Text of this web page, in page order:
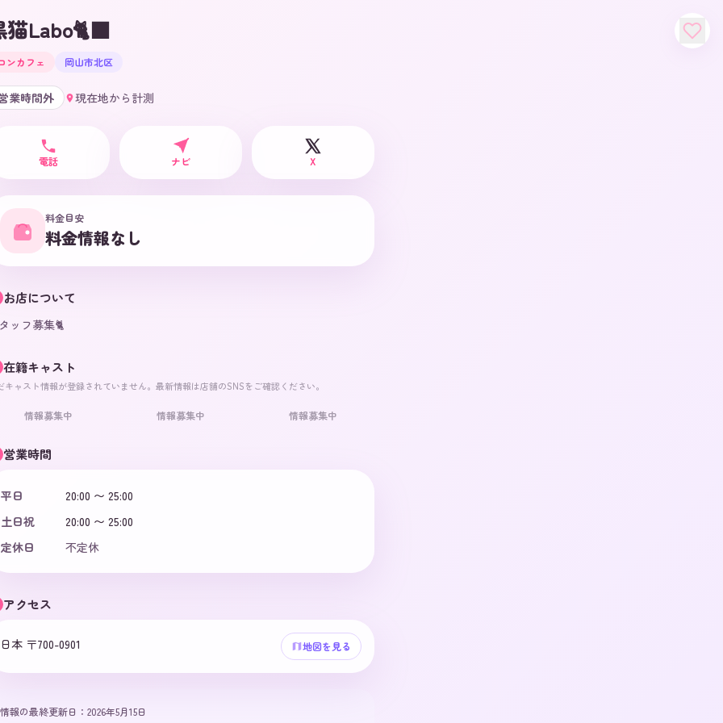
猫Labo🐈‍⬛
ンカフェ 岡山市北区
業時間外 現在地から計測
電話 ナビ X
料金目安
料金情報なし
お店について
ッフ募集🐈
在籍キャスト
キャスト情報が登録されていません。最新情報は店舗のSNSをご確認ください。
情報募集中 情報募集中 情報募集中
営業時間
平日
20:00 〜 25:00
土日祝
20:00 〜 25:00
定休日
不定休
アクセス
日本 〒700-0901 地図を見る
情報の最終更新日： 2026年5月15日